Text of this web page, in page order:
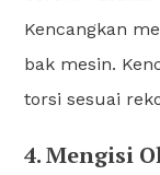
Kencangkan
bak mesin.
torsi sesuai
4. Mengisi